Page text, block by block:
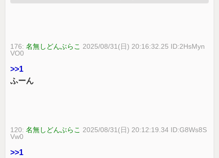
176:名無しどんぶらこ 2025/08/31(日) 20:16:32.25 ID:2HsMyn
VO0
>>1
ふーん
120:名無しどんぶらこ 2025/08/31(日) 20:12:19.34 ID:G8Ws8S
Vw0
>>1